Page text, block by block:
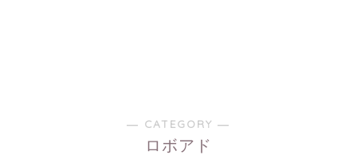
― CATEGORY ―
ロボアド